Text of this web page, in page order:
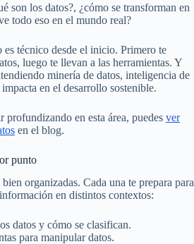
son los datos?, ¿cómo se transforman en
todo eso en el mundo real?
técnico desde el inicio. Primero te
luego te llevan a las herramientas. Y
minería de datos, inteligencia de
en el desarrollo sostenible.
profundizando en esta área, puedes ver
en el blog.
punto
organizadas. Cada una te prepara para
en distintos contextos:
datos y cómo se clasifican.
para manipular datos.